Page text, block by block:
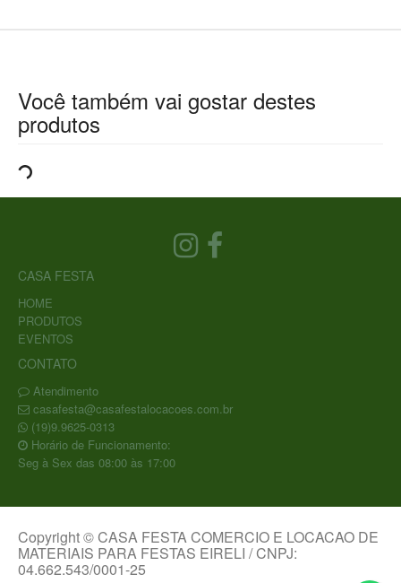
Você também vai gostar destes
produtos
CASA FESTA
HOME
PRODUTOS
EVENTOS
CONTATO
Atendimento
casafesta@casafestalocacoes.com.br
(19)9.9625-0313
Horário de Funcionamento:
Seg à Sex das 08:00 às 17:00
Copyright © CASA FESTA COMERCIO E LOCACAO DE
MATERIAIS PARA FESTAS EIRELI / CNPJ:
04.662.543/0001-25